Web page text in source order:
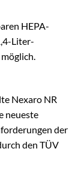
HEPA-
Liter-
Nexaro NR
neueste
der
den TÜV